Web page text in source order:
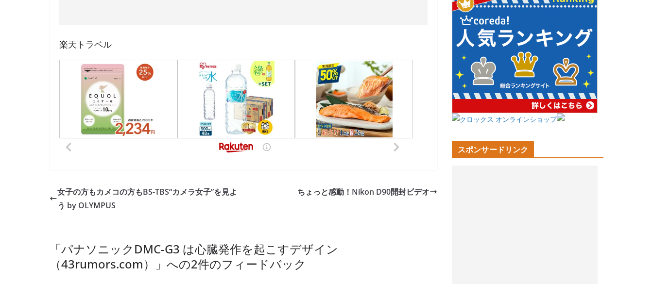
楽天トラベル
女子の方もカメコの方もBS-TBS“カメラ女子”を見よ
う by OLYMPUS
ちょっと感動！Nikon D90開封ビデオ
「パナソニックDMC-G3 は心臓発作を起こすデザイン
（43rumors.com）
」への2件のフィードバック
スポンサードリンク